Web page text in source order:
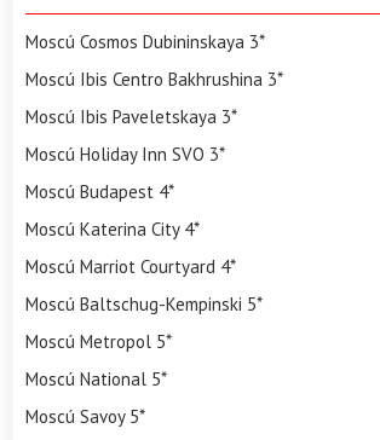
Moscú Cosmos Dubininskaya 3*
Moscú Ibis Centro Bakhrushina 3*
Moscú Ibis Paveletskaya 3*
Moscú Holiday Inn SVO 3*
Moscú Budapest 4*
Moscú Katerina City 4*
Moscú Marriot Courtyard 4*
Moscú Baltschug-Kempinski 5*
Moscú Metropol 5*
Moscú National 5*
Moscú Savoy 5*